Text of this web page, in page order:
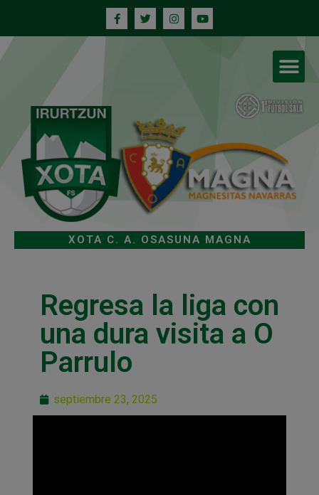
XOTA C. A. OSASUNA MAGNA
Regresa la liga con
una dura visita a O
Parrulo
septiembre 23, 2025